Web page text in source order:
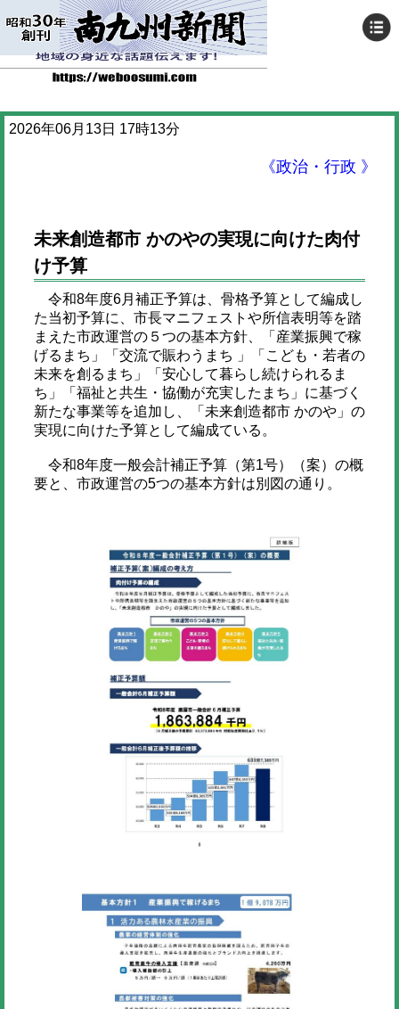
2026年06月13日 17時13分
《政治・行政 》
未来創造都市 かのやの実現に向けた肉付
け予算
令和8年度6月補正予算は、骨格予算として編成し
た当初予算に、市長マニフェストや所信表明等を踏
まえた市政運営の５つの基本方針、「産業振興で稼
げるまち」「交流で賑わうまち 」「こども・若者の
未来を創るまち」「安心して暮らし続けられるま
ち」「福祉と共生・協働が充実したまち」に基づく
新たな事業等を追加し、「未来創造都市 かのや」の
実現に向けた予算として編成ている。
令和8年度一般会計補正予算（第1号）（案）の概
要と、市政運営の5つの基本方針は別図の通り。